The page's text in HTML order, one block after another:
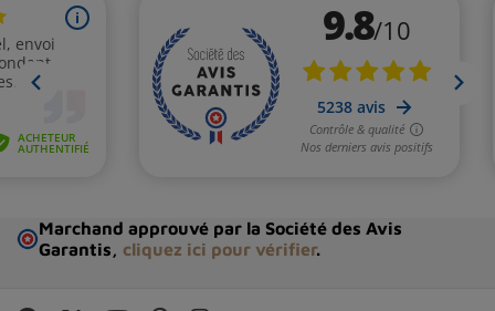
Marchand approuvé par la Société des Avis
Garantis, cliquez ici pour vérifier.